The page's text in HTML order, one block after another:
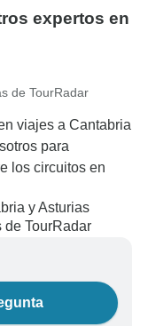
expertos en
de TourRadar
viajes a Cantabria
para
los circuitos en
y Asturias
de TourRadar